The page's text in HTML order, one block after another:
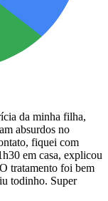
da minha filha,
absurdos no
fiquei com
em casa, explicou
tratamento foi bem
todinho. Super